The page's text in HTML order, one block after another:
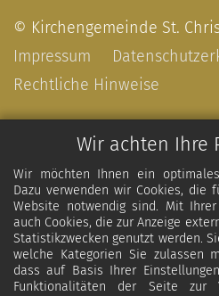
Wir achten Ihre
Wir möchten Ihnen ein
Dazu verwenden wir Cookies, die
Website notwendig sind. Mit
auch Cookies, die zur Anzeige
Statistikzwecken genutzt werden.
welche Kategorien Sie zulassen
dass auf Basis Ihrer
Funktionalitäten der Seite zur
© Kirchengemeinde St.
Impressum
Rechtliche Hinweise